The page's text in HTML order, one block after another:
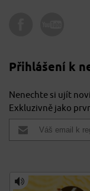
Přihlášení k
Nenechte si ujít
Exkluzivně jako